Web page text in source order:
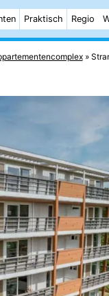
Praktisch Regio